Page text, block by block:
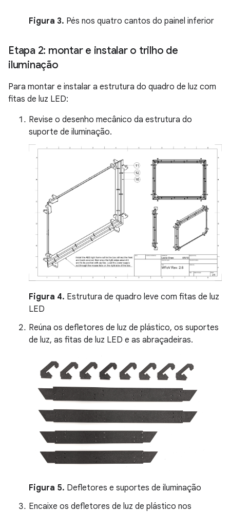
Figura 3. Pés nos quatro cantos do painel inferior
Etapa 2: montar e instalar o trilho de
iluminação
Para montar e instalar a estrutura do quadro de luz com
fitas de luz LED:
Revise o desenho mecânico da estrutura do
suporte de iluminação.
Figura 4. Estrutura de quadro leve com fitas de luz
LED
Reúna os defletores de luz de plástico, os suportes
de luz, as fitas de luz LED e as abraçadeiras.
Figura 5. Defletores e suportes de iluminação
Encaixe os defletores de luz de plástico nos